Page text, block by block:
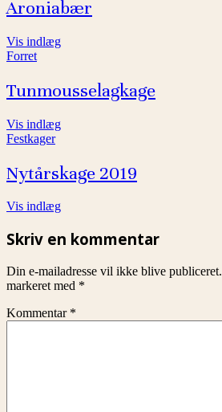
Aroniabær
Vis indlæg
Forret
Tunmousselagkage
Vis indlæg
Festkager
Nytårskage 2019
Vis indlæg
Skriv en kommentar
Din e-mailadresse vil ikke blive publiceret.
markeret med *
Kommentar *